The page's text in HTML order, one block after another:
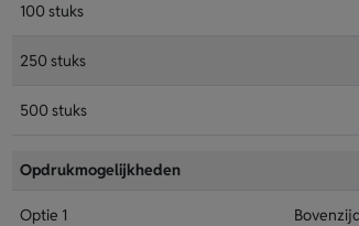
100 stuks
250 stuks
500 stuks
Opdrukmogelijkheden
Optie 1